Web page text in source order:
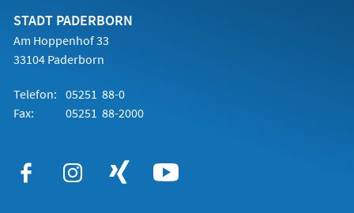
STADT PADERBORN
Am Hoppenhof 33
33104 Paderborn
Telefon: 05251 88-0
Fax:
05251 88-2000